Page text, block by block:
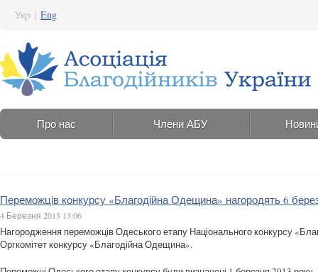
Укр | Eng
Про нас Члени АБУ
Переможців конкурсу «Благодійна Одещина» нагородять 6
4 Березня 2013 13:06
Нагородження переможців Одеського етапу Національного конкурсу
Оргкомітет конкурсу «Благодійна Одещина».